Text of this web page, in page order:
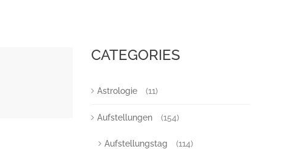
CATEGORIES
Astrologie (11)
Aufstellungen (154)
Aufstellungstag (114)